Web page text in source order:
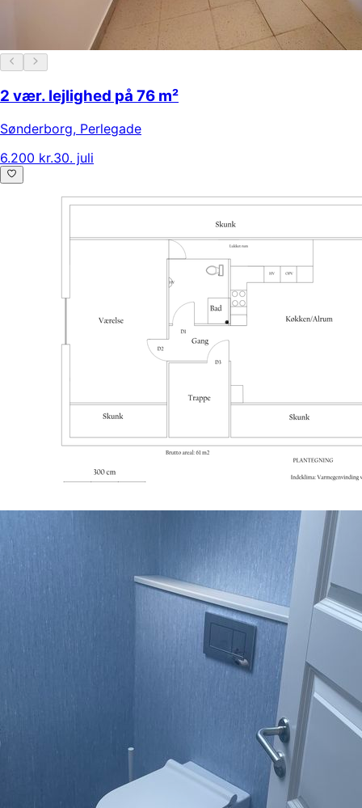
2 vær. lejlighed på 76 m²
Sønderborg, Perlegade
6.200 kr.30. juli